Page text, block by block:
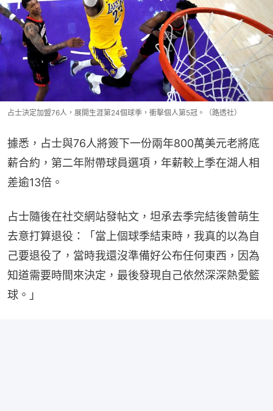
占士決定加盟76人，展開生涯第24個球季，衝擊個人第5冠。（路透社）
據悉，占士與76人將簽下一份兩年800萬美元老將底
薪合約，第二年附帶球員選項，年薪較上季在湖人相
差逾13倍。
占士隨後在社交網站發帖文，坦承去季完結後曾萌生
去意打算退役：「當上個球季結束時，我真的以為自
己要退役了，當時我還沒準備好公布任何東西，因為
知道需要時間來決定，最後發現自己依然深深熱愛籃
球。」